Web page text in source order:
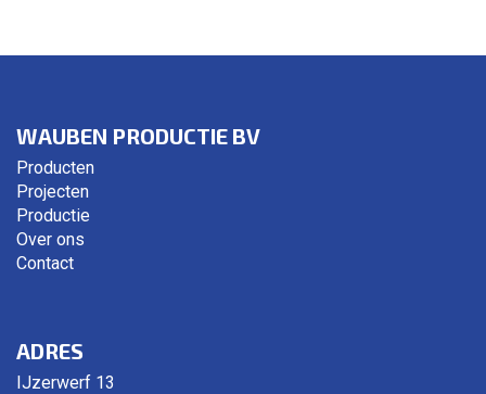
WAUBEN PRODUCTIE BV
Producten
Projecten
Productie
Over ons
Contact
ADRES
IJzerwerf 13